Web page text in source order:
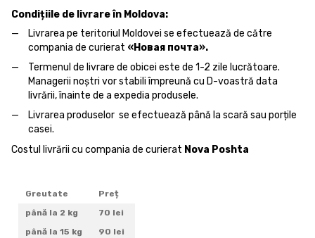
Condițiile de livrare în Moldova:
Livrarea pe teritoriul Moldovei se efectuează de către
compania de curierat «Новая почта».
Termenul de livrare de obicei este de 1-2 zile lucrătoare.
Managerii noștri vor stabili împreună cu D-voastră data
livrării, înainte de a expedia produsele.
Livrarea produselor se efectuează până la scară sau porțile
casei.
Costul livrării cu compania de curierat Nova Poshta
Greutate
Preț
până la 2 kg
70 lei
până la 15 kg
90 lei